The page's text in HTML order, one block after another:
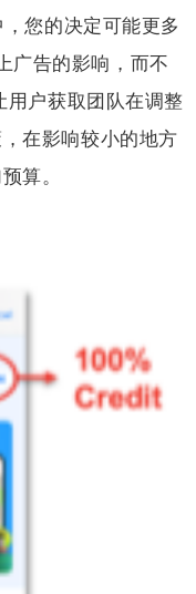
您的决定可能更多
广告的影响，而不
用户获取团队在调整
在影响较小的地方
算。